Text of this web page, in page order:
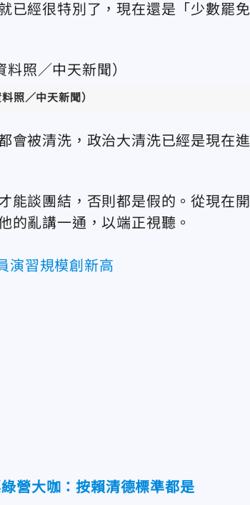
已經很特別了，現在還是「少數罷免
照／中天新聞）
會被清洗，政治大清洗已經是現在進
能談團結，否則都是假的。從現在開
的亂講一通，以端正視聽。
演習規模創新高
營大咖：按賴清德標準都是